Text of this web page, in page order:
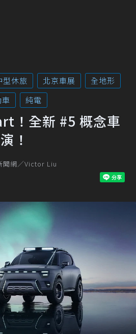
型休旅 北京車展
全地形
純電
！全新 #5 概念車
！
聞網／Victor Liu